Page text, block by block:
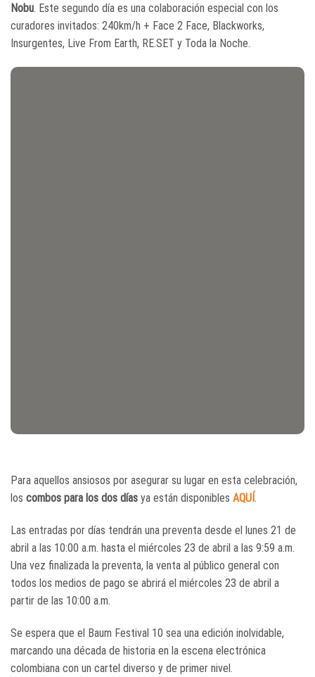
Nobu. Este segundo día es una colaboración especial con los
curadores invitados: 240km/h + Face 2 Face, Blackworks,
Insurgentes, Live From Earth, RE.SET y Toda la Noche.
Para aquellos ansiosos por asegurar su lugar en esta celebración,
los combos para los dos días ya están disponibles AQUÍ.
Las entradas por días tendrán una preventa desde el lunes 21 de
abril a las 10:00 a.m. hasta el miércoles 23 de abril a las 9:59 a.m.
Una vez finalizada la preventa, la venta al público general con
todos los medios de pago se abrirá el miércoles 23 de abril a
partir de las 10:00 a.m.
Se espera que el Baum Festival 10 sea una edición inolvidable,
marcando una década de historia en la escena electrónica
colombiana con un cartel diverso y de primer nivel.